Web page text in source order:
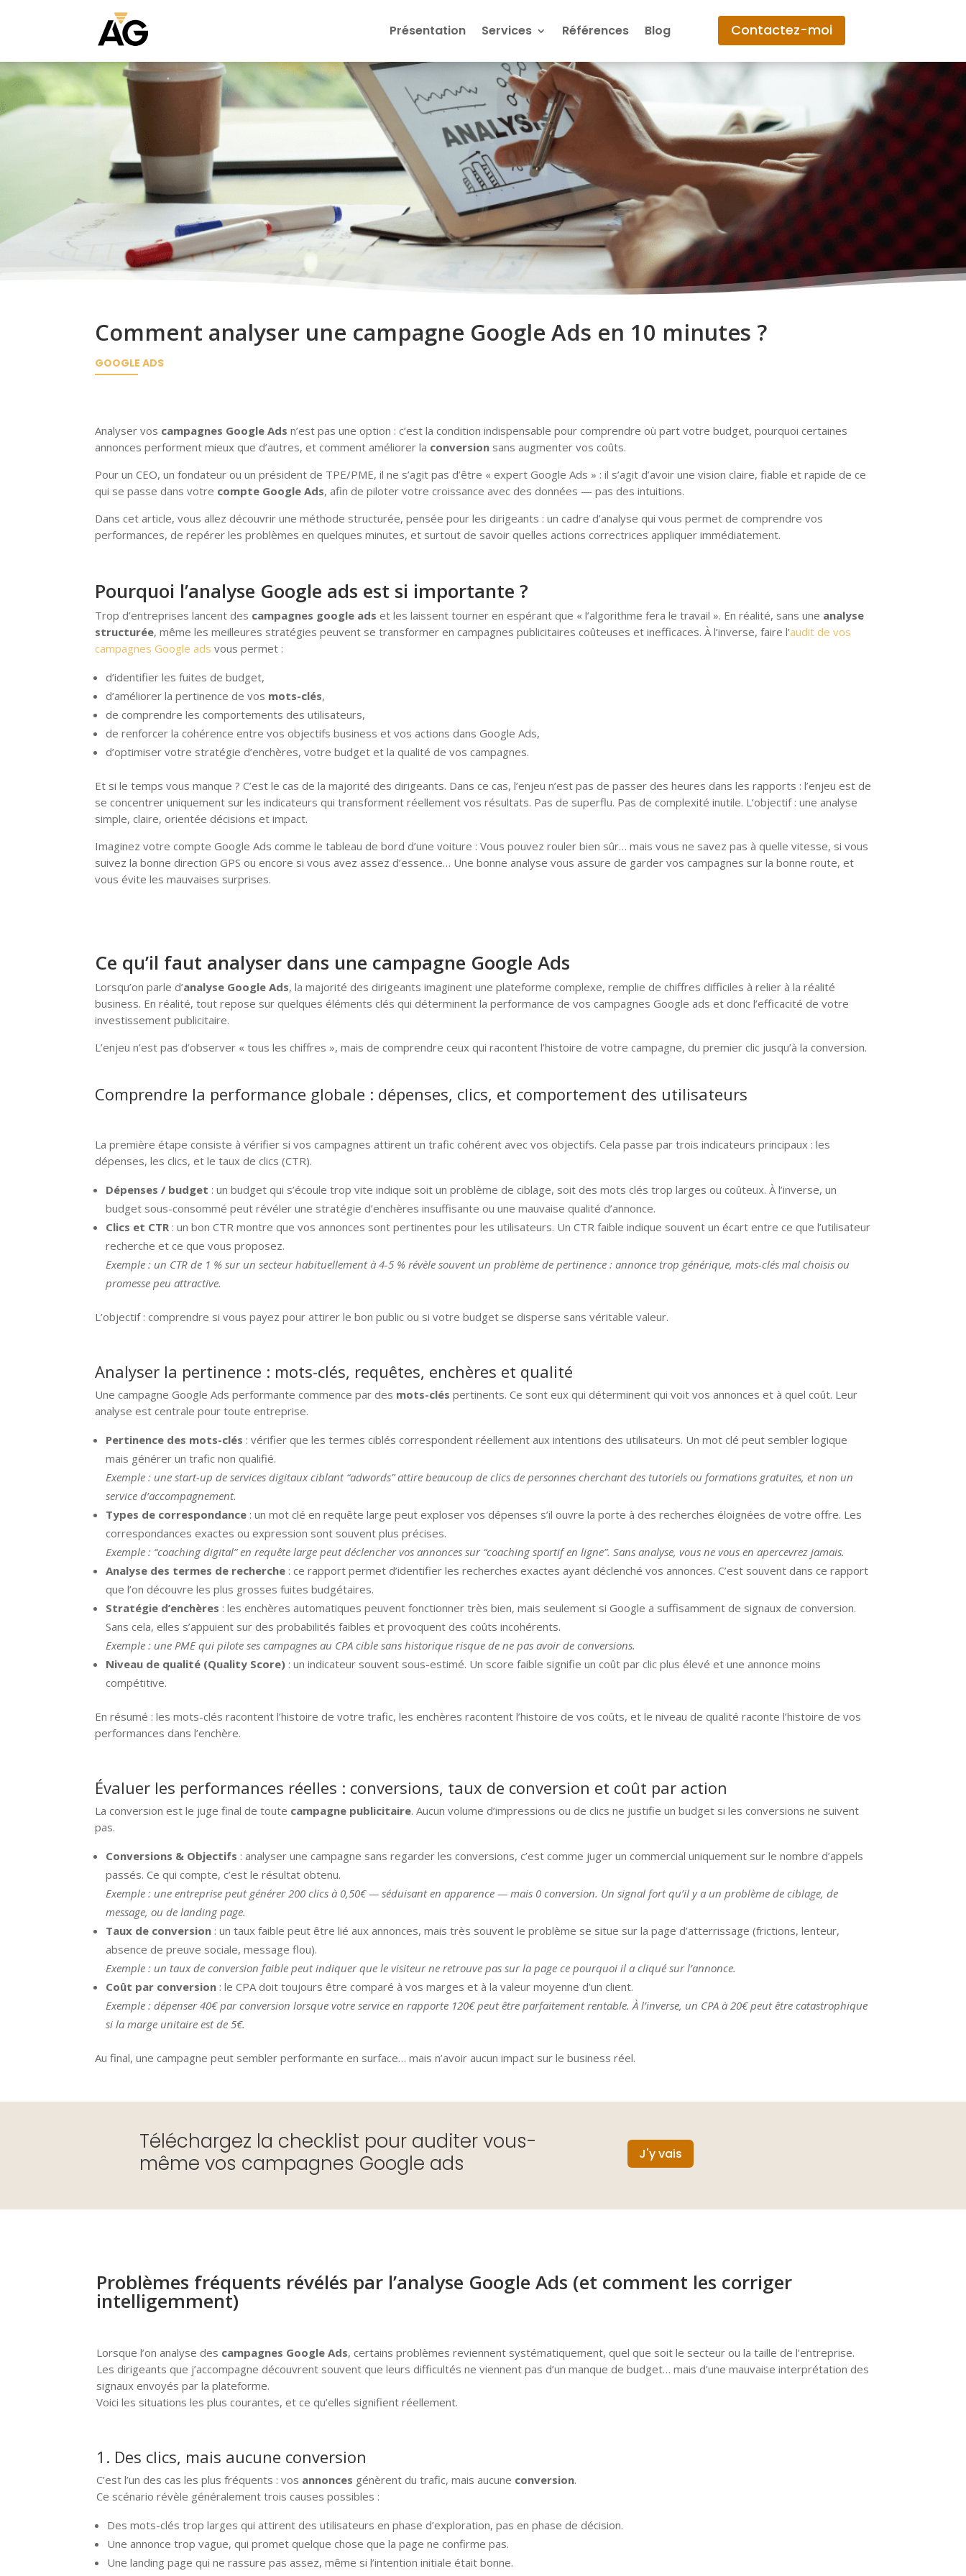
Présentation Services Références Blog Contactez-moi
Comment analyser une campagne Google Ads en 10 minutes ?
GOOGLE ADS
Analyser vos campagnes Google Ads n’est pas une option : c’est la condition indispensable pour comprendre où part votre budget, pourquoi certaines
annonces performent mieux que d’autres, et comment améliorer la conversion sans augmenter vos coûts.
Pour un CEO, un fondateur ou un président de TPE/PME, il ne s’agit pas d’être « expert Google Ads » : il s’agit d’avoir une vision claire, fiable et rapide de ce
qui se passe dans votre compte Google Ads, afin de piloter votre croissance avec des données — pas des intuitions.
Dans cet article, vous allez découvrir une méthode structurée, pensée pour les dirigeants : un cadre d’analyse qui vous permet de comprendre vos
performances, de repérer les problèmes en quelques minutes, et surtout de savoir quelles actions correctrices appliquer immédiatement.
Pourquoi l’analyse Google ads est si importante ?
Trop d’entreprises lancent des campagnes google ads et les laissent tourner en espérant que « l’algorithme fera le travail ». En réalité, sans une analyse
structurée, même les meilleures stratégies peuvent se transformer en campagnes publicitaires coûteuses et inefficaces. À l’inverse, faire l’audit de vos
campagnes Google ads vous permet :
d’identifier les fuites de budget,
d’améliorer la pertinence de vos mots-clés,
de comprendre les comportements des utilisateurs,
de renforcer la cohérence entre vos objectifs business et vos actions dans Google Ads,
d’optimiser votre stratégie d’enchères, votre budget et la qualité de vos campagnes.
Et si le temps vous manque ? C’est le cas de la majorité des dirigeants. Dans ce cas, l’enjeu n’est pas de passer des heures dans les rapports : l’enjeu est de
se concentrer uniquement sur les indicateurs qui transforment réellement vos résultats. Pas de superflu. Pas de complexité inutile. L’objectif : une analyse
simple, claire, orientée décisions et impact.
Imaginez votre compte Google Ads comme le tableau de bord d’une voiture : Vous pouvez rouler bien sûr… mais vous ne savez pas à quelle vitesse, si vous
suivez la bonne direction GPS ou encore si vous avez assez d’essence… Une bonne analyse vous assure de garder vos campagnes sur la bonne route, et
vous évite les mauvaises surprises.
Ce qu’il faut analyser dans une campagne Google Ads
Lorsqu’on parle d’analyse Google Ads, la majorité des dirigeants imaginent une plateforme complexe, remplie de chiffres difficiles à relier à la réalité
business. En réalité, tout repose sur quelques éléments clés qui déterminent la performance de vos campagnes Google ads et donc l’efficacité de votre
investissement publicitaire.
L’enjeu n’est pas d’observer « tous les chiffres », mais de comprendre ceux qui racontent l’histoire de votre campagne, du premier clic jusqu’à la conversion.
Comprendre la performance globale : dépenses, clics, et comportement des utilisateurs
La première étape consiste à vérifier si vos campagnes attirent un trafic cohérent avec vos objectifs. Cela passe par trois indicateurs principaux : les
dépenses, les clics, et le taux de clics (CTR).
Dépenses / budget : un budget qui s’écoule trop vite indique soit un problème de ciblage, soit des mots clés trop larges ou coûteux. À l’inverse, un
budget sous-consommé peut révéler une stratégie d’enchères insuffisante ou une mauvaise qualité d’annonce.
Clics et CTR : un bon CTR montre que vos annonces sont pertinentes pour les utilisateurs. Un CTR faible indique souvent un écart entre ce que l’utilisateur
recherche et ce que vous proposez.
Exemple : un CTR de 1 % sur un secteur habituellement à 4-5 % révèle souvent un problème de pertinence : annonce trop générique, mots-clés mal choisis ou
promesse peu attractive.
L’objectif : comprendre si vous payez pour attirer le bon public ou si votre budget se disperse sans véritable valeur.
Analyser la pertinence : mots-clés, requêtes, enchères et qualité
Une campagne Google Ads performante commence par des mots-clés pertinents. Ce sont eux qui déterminent qui voit vos annonces et à quel coût. Leur
analyse est centrale pour toute entreprise.
Pertinence des mots-clés : vérifier que les termes ciblés correspondent réellement aux intentions des utilisateurs. Un mot clé peut sembler logique
mais générer un trafic non qualifié.
Exemple : une start-up de services digitaux ciblant “adwords” attire beaucoup de clics de personnes cherchant des tutoriels ou formations gratuites, et non un
service d’accompagnement.
Types de correspondance : un mot clé en requête large peut exploser vos dépenses s’il ouvre la porte à des recherches éloignées de votre offre. Les
correspondances exactes ou expression sont souvent plus précises.
Exemple : “coaching digital” en requête large peut déclencher vos annonces sur “coaching sportif en ligne”. Sans analyse, vous ne vous en apercevrez jamais.
Analyse des termes de recherche : ce rapport permet d’identifier les recherches exactes ayant déclenché vos annonces. C’est souvent dans ce rapport
que l’on découvre les plus grosses fuites budgétaires.
Stratégie d’enchères : les enchères automatiques peuvent fonctionner très bien, mais seulement si Google a suffisamment de signaux de conversion.
Sans cela, elles s’appuient sur des probabilités faibles et provoquent des coûts incohérents.
Exemple : une PME qui pilote ses campagnes au CPA cible sans historique risque de ne pas avoir de conversions.
Niveau de qualité (Quality Score) : un indicateur souvent sous-estimé. Un score faible signifie un coût par clic plus élevé et une annonce moins
compétitive.
En résumé : les mots-clés racontent l’histoire de votre trafic, les enchères racontent l’histoire de vos coûts, et le niveau de qualité raconte l’histoire de vos
performances dans l’enchère.
Évaluer les performances réelles : conversions, taux de conversion et coût par action
La conversion est le juge final de toute campagne publicitaire. Aucun volume d’impressions ou de clics ne justifie un budget si les conversions ne suivent
pas.
Conversions & Objectifs : analyser une campagne sans regarder les conversions, c’est comme juger un commercial uniquement sur le nombre d’appels
passés. Ce qui compte, c’est le résultat obtenu.
Exemple : une entreprise peut générer 200 clics à 0,50€ — séduisant en apparence — mais 0 conversion. Un signal fort qu’il y a un problème de ciblage, de
message, ou de landing page.
Taux de conversion : un taux faible peut être lié aux annonces, mais très souvent le problème se situe sur la page d’atterrissage (frictions, lenteur,
absence de preuve sociale, message flou).
Exemple : un taux de conversion faible peut indiquer que le visiteur ne retrouve pas sur la page ce pourquoi il a cliqué sur l’annonce.
Coût par conversion : le CPA doit toujours être comparé à vos marges et à la valeur moyenne d’un client.
Exemple : dépenser 40€ par conversion lorsque votre service en rapporte 120€ peut être parfaitement rentable. À l’inverse, un CPA à 20€ peut être catastrophique
si la marge unitaire est de 5€.
Au final, une campagne peut sembler performante en surface… mais n’avoir aucun impact sur le business réel.
Téléchargez la checklist pour auditer vous-
même vos campagnes Google ads
J'y vais
Problèmes fréquents révélés par l’analyse Google Ads (et comment les corriger
intelligemment)
Lorsque l’on analyse des campagnes Google Ads, certains problèmes reviennent systématiquement, quel que soit le secteur ou la taille de l’entreprise.
Les dirigeants que j’accompagne découvrent souvent que leurs difficultés ne viennent pas d’un manque de budget… mais d’une mauvaise interprétation des
signaux envoyés par la plateforme.
Voici les situations les plus courantes, et ce qu’elles signifient réellement.
1. Des clics, mais aucune conversion
C’est l’un des cas les plus fréquents : vos annonces génèrent du trafic, mais aucune conversion.
Ce scénario révèle généralement trois causes possibles :
Des mots-clés trop larges qui attirent des utilisateurs en phase d’exploration, pas en phase de décision.
Une annonce trop vague, qui promet quelque chose que la page ne confirme pas.
Une landing page qui ne rassure pas assez, même si l’intention initiale était bonne.